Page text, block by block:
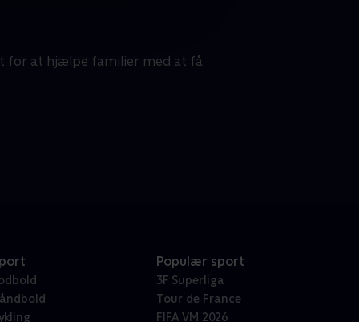
for at hjælpe familier med at få
Populær sport
3F Superliga
Tour de France
FIFA VM 2026